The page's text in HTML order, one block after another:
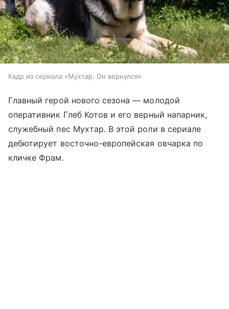
Кадр из сериала «Мухтар. Он вернулся»
Главный герой нового сезона — молодой
оперативник Глеб Котов и его верный напарник,
служебный пес Мухтар. В этой роли в сериале
дебютирует восточно-европейская овчарка по
кличке Фрам.